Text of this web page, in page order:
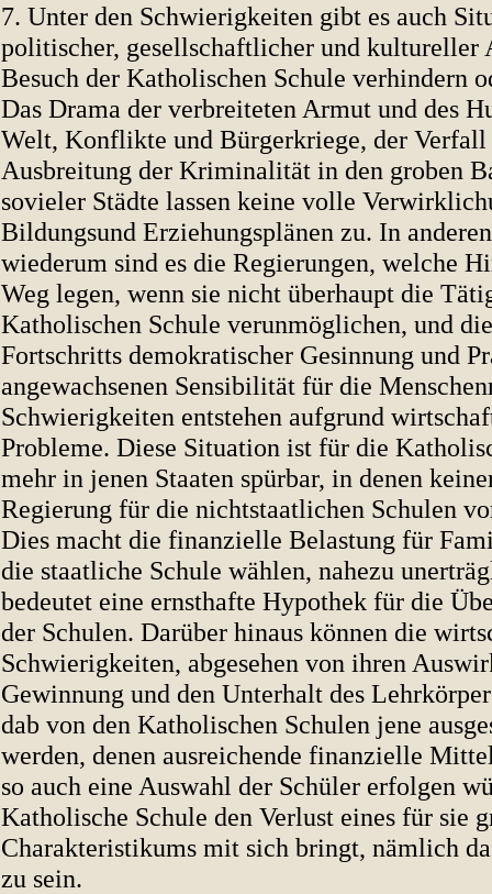
7. Unter den Schwierigkeiten gibt es auch
politischer, gesellschaftlicher und kultureller
Besuch der Katholischen Schule verhindern
Das Drama der verbreiteten Armut und des
Welt, Konflikte und Bürgerkriege, der Verfall
Ausbreitung der Kriminalität in den groben
sovieler Städte lassen keine volle
Bildungsund Erziehungsplänen zu. In
wiederum sind es die Regierungen, welche
Weg legen, wenn sie nicht überhaupt die
Katholischen Schule verunmöglichen, und
Fortschritts demokratischer Gesinnung und
angewachsenen Sensibilität für die
Schwierigkeiten entstehen aufgrund
Probleme. Diese Situation ist für die
mehr in jenen Staaten spürbar, in denen
Regierung für die nichtstaatlichen Schulen
Dies macht die finanzielle Belastung für
die staatliche Schule wählen, nahezu
bedeutet eine ernsthafte Hypothek für die
der Schulen. Darüber hinaus können die
Schwierigkeiten, abgesehen von ihren
Gewinnung und den Unterhalt des
dab von den Katholischen Schulen jene
werden, denen ausreichende finanzielle
so auch eine Auswahl der Schüler erfolgen
Katholische Schule den Verlust eines für sie
Charakteristikums mit sich bringt, nämlich
zu sein.